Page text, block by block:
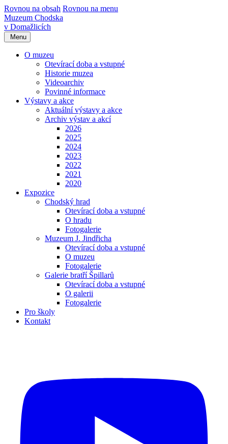
Rovnou na obsah Rovnou na menu
Muzeum Chodska
v Domažlicích
Menu
O muzeu
Otevírací doba a vstupné
Historie muzea
Videoarchiv
Povinné informace
Výstavy a akce
Aktuální výstavy a akce
Archiv výstav a akcí
2026
2025
2024
2023
2022
2021
2020
Expozice
Chodský hrad
Otevírací doba a vstupné
O hradu
Fotogalerie
Muzeum J. Jindřicha
Otevírací doba a vstupné
O muzeu
Fotogalerie
Galerie bratří Špillarů
Otevírací doba a vstupné
O galerii
Fotogalerie
Pro školy
Kontakt